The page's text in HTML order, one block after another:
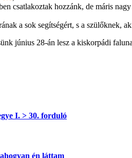
csatlakoztak hozzánk, de máris
a sok segítségért, s a szülőknek,
június 28-án lesz a kiskorpádi
I. > 30. forduló
én láttam